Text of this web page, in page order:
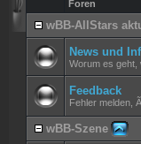
Foren
wBB-AllStars
News und
Worum es geht,
Feedback
Fehler melden,
wBB-Szene